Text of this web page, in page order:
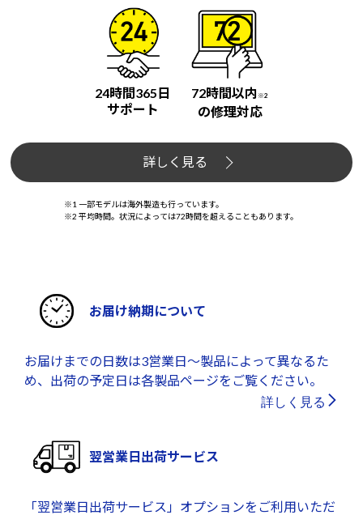
24時間365日
サポート
72時間以内 ※2
の修理対応
詳しく見る
※1 一部モデルは海外製造も行っています。
※2 平均時間。状況によっては72時間を超えることもあります。
お届け納期について
お届けまでの日数は3営業日～製品によって異なるた
め、出荷の予定日は各製品ページをご覧ください。
詳しく見る
翌営業日出荷サービス
「翌営業日出荷サービス」オプションをご利用いただ